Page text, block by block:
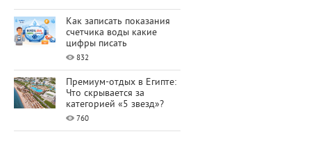
Как записать показания
счетчика воды какие
цифры писать
832
Премиум-отдых в Египте:
Что скрывается за
категорией «5 звезд»?
760